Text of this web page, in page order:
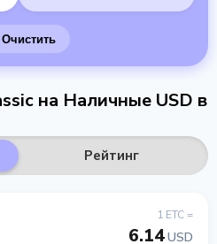
Очистить
на Наличные USD в
Рейтинг
1 ETC =
6.14USD